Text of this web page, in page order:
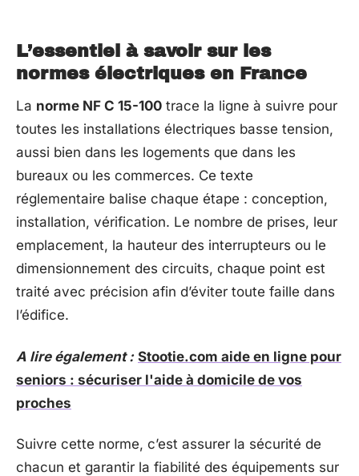
L’essentiel à savoir sur les
normes électriques en France
La norme NF C 15-100 trace la ligne à suivre pour
toutes les installations électriques basse tension,
aussi bien dans les logements que dans les
bureaux ou les commerces. Ce texte
réglementaire balise chaque étape : conception,
installation, vérification. Le nombre de prises, leur
emplacement, la hauteur des interrupteurs ou le
dimensionnement des circuits, chaque point est
traité avec précision afin d’éviter toute faille dans
l’édifice.
A lire également : Stootie.com aide en ligne pour
seniors : sécuriser l'aide à domicile de vos
proches
Suivre cette norme, c’est assurer la sécurité de
chacun et garantir la fiabilité des équipements sur